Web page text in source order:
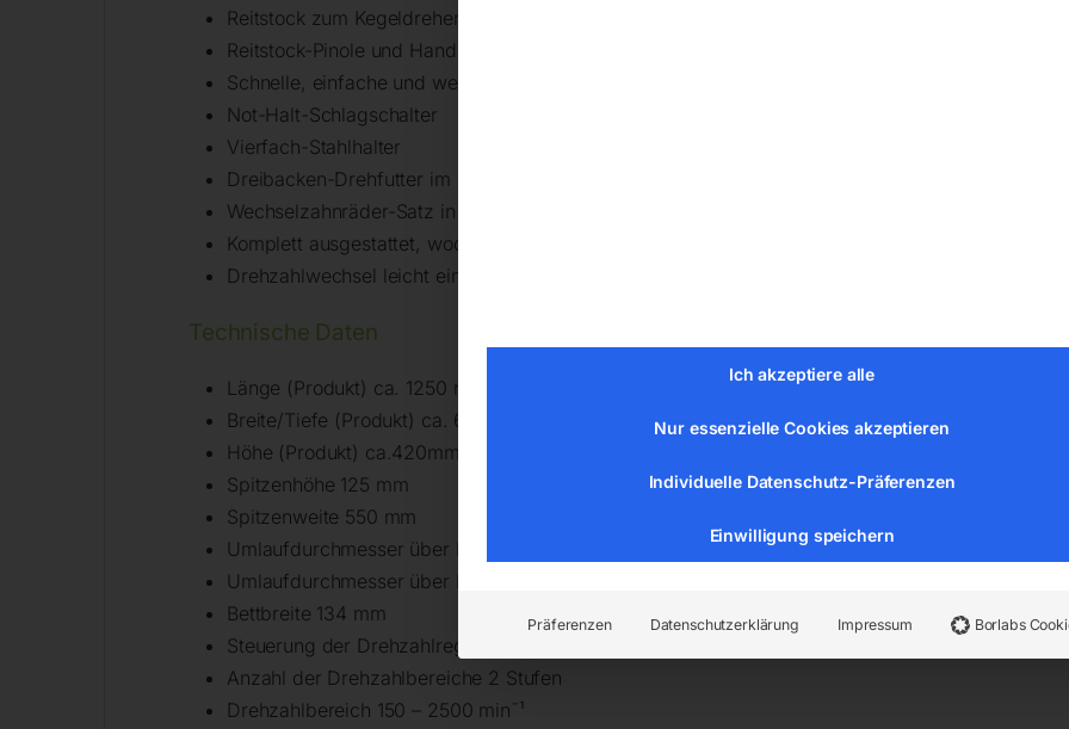
Reitstock zum Kegeldrehen ± 5 mm verstellbar
Reitstock-Pinole und Handrad mit einstellbarer Feinskalierung 0,02 mm
Schnelle, einfache und werkzeuglose Verstellung des Reitstocks mittels Klemmhebel
Not-Halt-Schlagschalter
Vierfach-Stahlhalter
Dreibacken-Drehfutter im Standardlieferumfang
Wechselzahnräder-Satz in Standardlieferumfang zum Gewindeschneiden
Komplett ausgestattet, wodurch der Anwender nach Inbetriebnahme sofort produktiv arbeiten
Drehzahlwechsel leicht einstellbar über Potentiometer, digitale Drehzahlanzeige
Technische Daten
Länge (Produkt) ca. 1250 mm
Breite/Tiefe (Produkt) ca. 650 mm
Höhe (Produkt) ca.420mm Gewicht (Netto) ca. 132 kg
Spitzenhöhe 125 mm
Spitzenweite 550 mm
Umlaufdurchmesser über Maschinenbett 246 mm
Umlaufdurchmesser über Planschlitten 149 mm
Bettbreite 134 mm
Steuerung der Drehzahlregelung elektronisch regelbar
Anzahl der Drehzahlbereiche 2 Stufen
Drehzahlbereich 150 – 2500 min¯¹
Ich akzeptiere alle
Nur essenzielle Cookies akzeptieren
Individuelle Datenschutz-Präferenzen
Einwilligung speichern
Präferenzen Datenschutzerklärung Impressum Borlabs